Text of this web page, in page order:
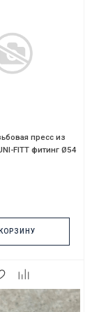
пресс из
FITT фитинг Ø54